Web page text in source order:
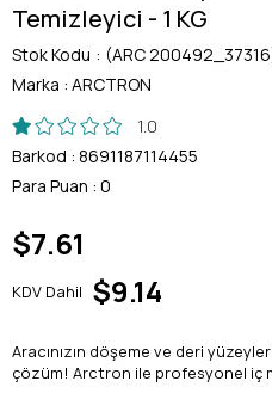
Temizleyici - 1 KG
Stok Kodu
(ARC
Marka : ARCTRON
1.0
Barkod : 8691187114455
Para Puan : 0
$7.61
KDV Dahil $9.14
Aracınızın döşeme ve deri
çözüm! Arctron ile profesyonel iç